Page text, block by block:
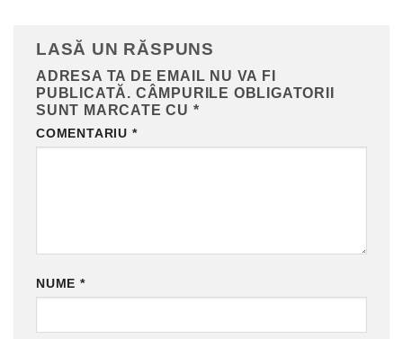
LASĂ UN RĂSPUNS
ADRESA TA DE EMAIL NU VA FI
PUBLICATĂ. CÂMPURILE OBLIGATORII
SUNT MARCATE CU *
COMENTARIU *
NUME *